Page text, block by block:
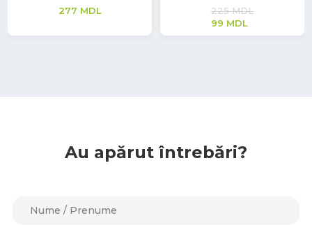
277 MDL
225MDL
99 MDL
Au apărut întrebări?